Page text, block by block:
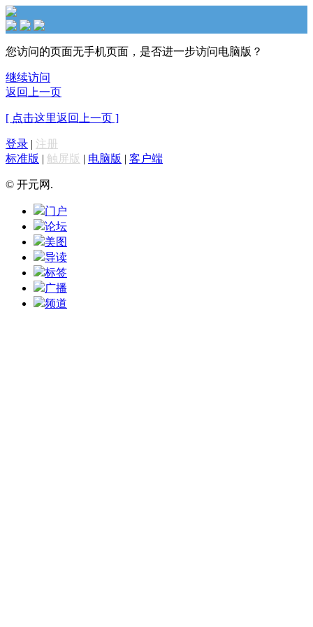
您访问的页面无手机页面，是否进一步访问电脑版？
继续访问
返回上一页
[ 点击这里返回上一页 ]
登录 | 注册
标准版 | 触屏版 | 电脑版 | 客户端
© 开元网.
门户
论坛
美图
导读
标签
广播
频道